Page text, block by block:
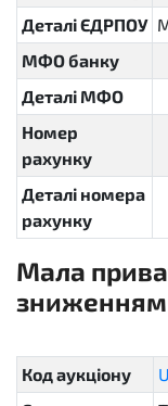
Деталі ЄДРПОУ
МФО банку
Деталі МФО
Номер
рахунку
Деталі номера
рахунку
Мала
зниженням
Код аукціону